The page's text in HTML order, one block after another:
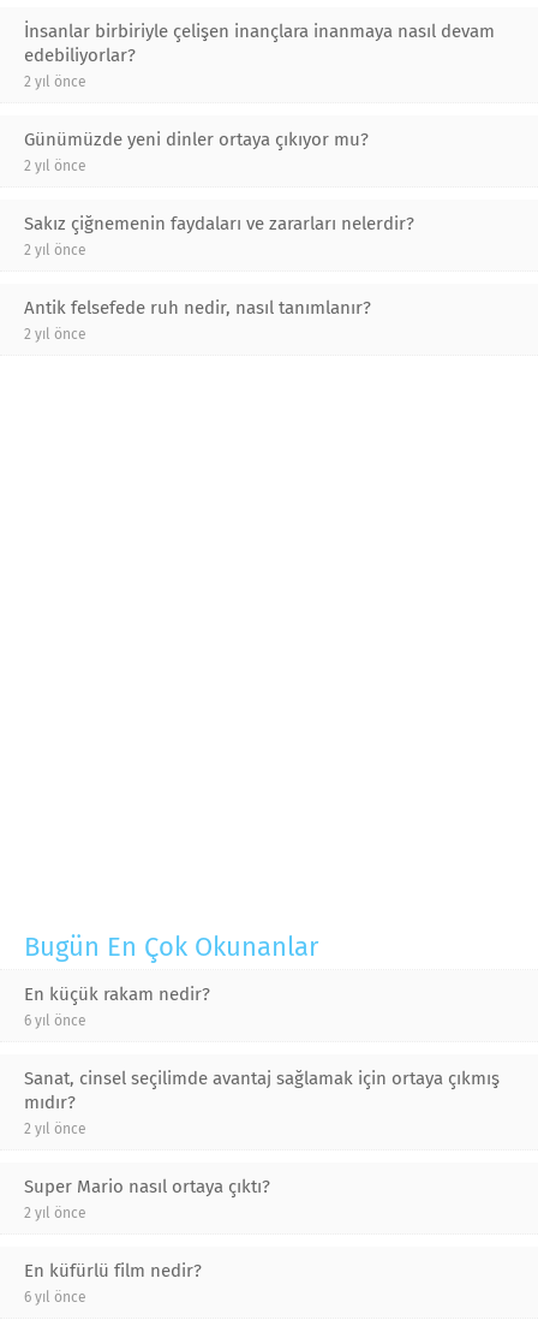
İnsanlar birbiriyle çelişen inançlara inanmaya nasıl devam
edebiliyorlar?
2 yıl önce
Günümüzde yeni dinler ortaya çıkıyor mu?
2 yıl önce
Sakız çiğnemenin faydaları ve zararları nelerdir?
2 yıl önce
Antik felsefede ruh nedir, nasıl tanımlanır?
2 yıl önce
Bugün En Çok Okunanlar
En küçük rakam nedir?
6 yıl önce
Sanat, cinsel seçilimde avantaj sağlamak için ortaya çıkmış
mıdır?
2 yıl önce
Super Mario nasıl ortaya çıktı?
2 yıl önce
En küfürlü film nedir?
6 yıl önce